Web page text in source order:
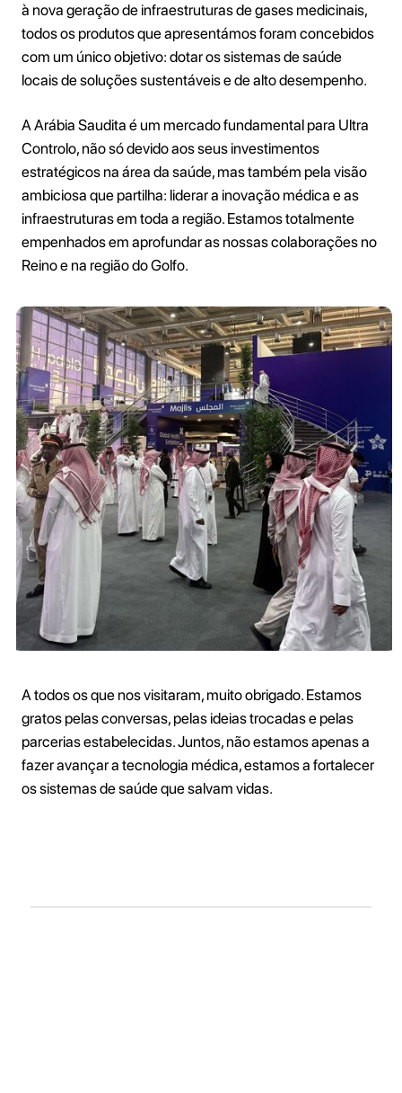
à nova geração de infraestruturas de gases medicinais,
todos os produtos que apresentámos foram concebidos
com um único objetivo: dotar os sistemas de saúde
locais de soluções sustentáveis e de alto desempenho.
A Arábia Saudita é um mercado fundamental para Ultra
Controlo, não só devido aos seus investimentos
estratégicos na área da saúde, mas também pela visão
ambiciosa que partilha: liderar a inovação médica e as
infraestruturas em toda a região. Estamos totalmente
empenhados em aprofundar as nossas colaborações no
Reino e na região do Golfo.
A todos os que nos visitaram, muito obrigado. Estamos
gratos pelas conversas, pelas ideias trocadas e pelas
parcerias estabelecidas. Juntos, não estamos apenas a
fazer avançar a tecnologia médica, estamos a fortalecer
os sistemas de saúde que salvam vidas.